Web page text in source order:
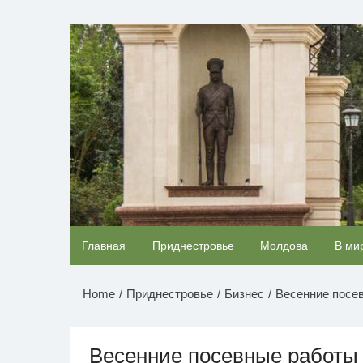
содержимомуНОВОСТИ
Главная Приднестровье Молдова В
Home Приднестровье Бизнес Весенние
Весенние посевные работы
Ролик длится несколько секунд, а смеяться
будете долго